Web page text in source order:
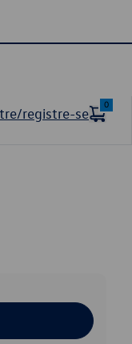
registre-se
0